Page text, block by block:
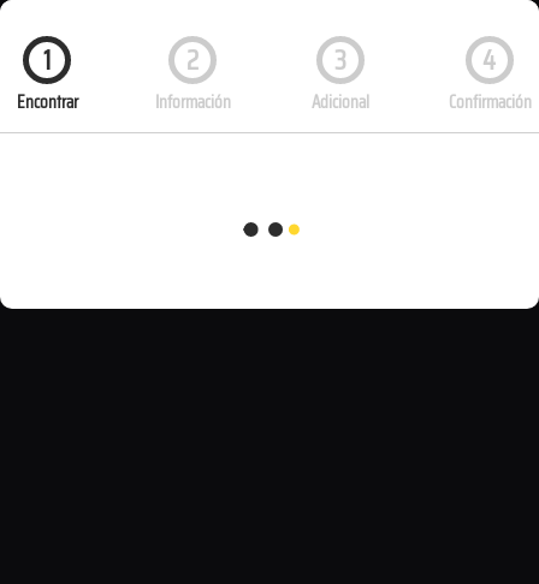
1
Encontrar
2
Información
3
Adicional
4
Confirmación